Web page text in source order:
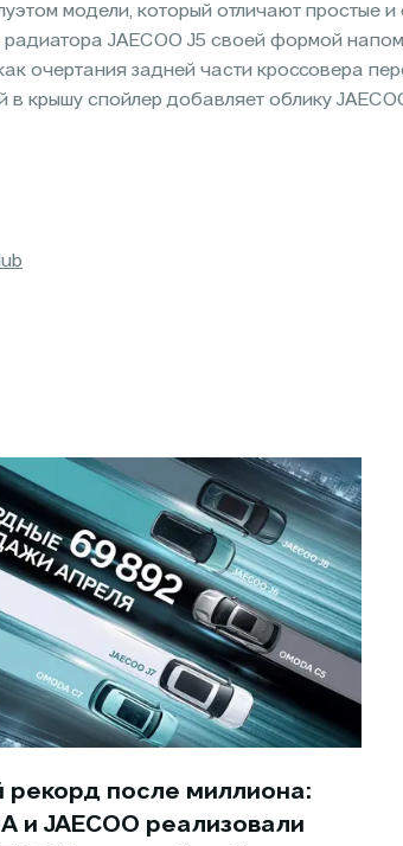
модели, который отличают простые и
JAECOO J5 своей формой
очертания задней части кроссовера
крышу спойлер добавляет облику
рекорд после миллиона:
и JAECOO реализовали